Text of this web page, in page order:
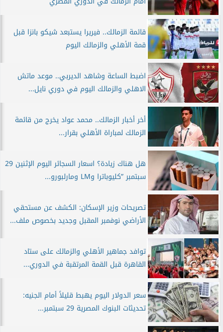
قائمة الزمالك.. فيريرا يستبعد شيكو بانزا قبل
قمة الأهلي والزمالك اليوم
اضبط الساعة وشاهد الديربي.. موعد ماتش
الاهلي والزمالك اليوم في دوري نايل...
أخر أخبار الزمالك.. محمد عواد يخرج من قائمة
الزمالك لمباراة الأهلي بقرار...
هل هناك زيادة؟ اسعار السجائر اليوم الإثنين 29
سبتمبر ”كليوباترا وLM ومارلبورو...
تصريحات وزير الإسكان: الكشف عن مستحقي
الأراضي نوفمبر المقبل وجديد بخصوص ملف...
توافد جماهير الأهلي والزمالك على ستاد
القاهرة قبل القمة المرتقبة في الدوري...
سعر الدولار اليوم يهبط قليلاً أمام الجنيه:
تحديثات البنوك المصرية 29 سبتمبر...